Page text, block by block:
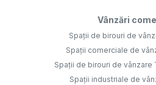
Vânzări
Spații de birouri de
Spații comerciale de
Spații de birouri de vânzare
Spații industriale de